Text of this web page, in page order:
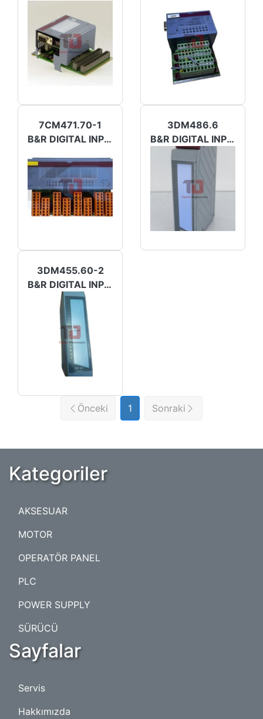
7CM471.70-1
B&R DIGITAL INPUT/OUTPUT
3DM486.6
B&R DIGITAL INPUT/OUTPUT
3DM455.60-2
B&R DIGITAL INPUT/OUTPUT
Önceki 1 Sonraki
Kategoriler
AKSESUAR
MOTOR
OPERATÖR PANEL
PLC
POWER SUPPLY
SÜRÜCÜ
Sayfalar
Servis
Hakkımızda